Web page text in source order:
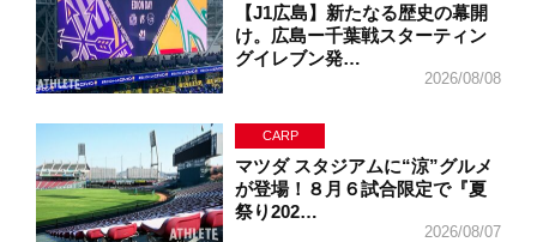
【J1広島】新たなる歴史の幕開
け。広島ー千葉戦スターティン
グイレブン発…
2026/08/08
CARP
マツダ スタジアムに“涼”グルメ
が登場！８月６試合限定で『夏
祭り202…
2026/08/07